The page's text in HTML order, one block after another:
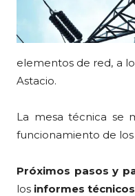
elementos de red, a
Astacio.
La mesa técnica se
funcionamiento de
Próximos pasos y
los informes técnicos